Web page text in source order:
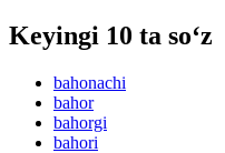
Keyingi 10 ta so‘z
bahonachi
bahor
bahorgi
bahori